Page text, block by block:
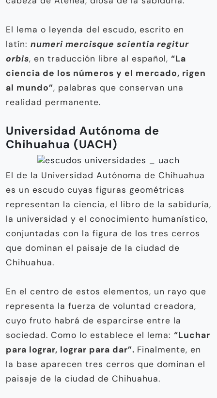
El lema o leyenda del escudo, escrito en
latín: numeri mercisque scientia regitur
orbis, en traducción libre al español, “La
ciencia de los números y el mercado, rigen
al mundo”, palabras que conservan una
realidad permanente.
Universidad Autónoma de
Chihuahua (UACH)
El de la Universidad Autónoma de Chihuahua
es un escudo cuyas figuras geométricas
representan la ciencia, el libro de la sabiduría,
la universidad y el conocimiento humanístico,
conjuntadas con la figura de los tres cerros
que dominan el paisaje de la ciudad de
Chihuahua.
En el centro de estos elementos, un rayo que
representa la fuerza de voluntad creadora,
cuyo fruto habrá de esparcirse entre la
sociedad. Como lo establece el lema: “Luchar
para lograr, lograr para dar”. Finalmente, en
la base aparecen tres cerros que dominan el
paisaje de la ciudad de Chihuahua.